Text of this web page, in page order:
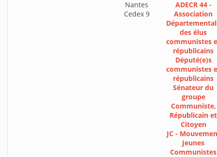
Nantes
Cedex 9
ADECR 44 -
Association
des élus
communistes
républicains
Député(e)s
communistes
républicains
Sénateur du
groupe
Communiste,
Républicain et
Citoyen
JC -
Jeunes
Communistes